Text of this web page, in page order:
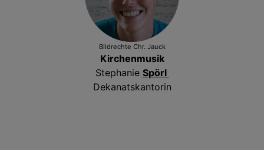
Bildrechte Chr. Jauck
Kirchenmusik
Stephanie Spörl
Dekanatskantorin